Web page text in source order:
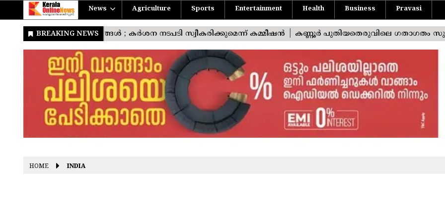
News Agriculture Sports Entertainment Health Business Pravasi
HOME INDIA